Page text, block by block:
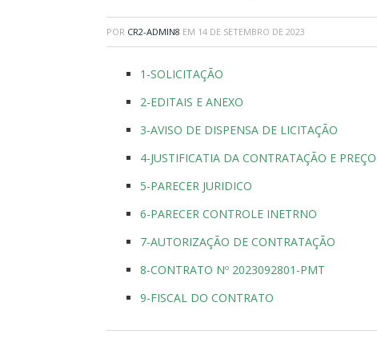
POR CR2-ADMIN8 EM 14 DE SETEMBRO DE 2023
1-SOLICITAÇÃO
2-EDITAIS E ANEXO
3-AVISO DE DISPENSA DE LICITAÇÃO
4-JUSTIFICATIA DA CONTRATAÇÃO E PREÇO
5-PARECER JURIDICO
6-PARECER CONTROLE INETRNO
7-AUTORIZAÇÃO DE CONTRATAÇÃO
8-CONTRATO Nº 2023092801-PMT
9-FISCAL DO CONTRATO